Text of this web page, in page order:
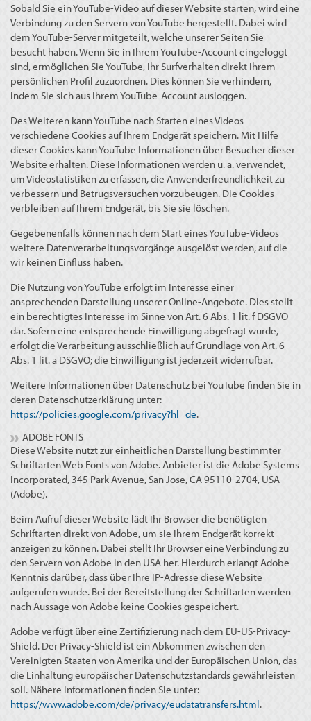
Sobald Sie ein YouTube-Video auf dieser Website starten, wird eine
Verbindung zu den Servern von YouTube hergestellt. Dabei wird
dem YouTube-Server mitgeteilt, welche unserer Seiten Sie
besucht haben. Wenn Sie in Ihrem YouTube-Account eingeloggt
sind, ermöglichen Sie YouTube, Ihr Surfverhalten direkt Ihrem
persönlichen Profil zuzuordnen. Dies können Sie verhindern,
indem Sie sich aus Ihrem YouTube-Account ausloggen.
Des Weiteren kann YouTube nach Starten eines Videos
verschiedene Cookies auf Ihrem Endgerät speichern. Mit Hilfe
dieser Cookies kann YouTube Informationen über Besucher dieser
Website erhalten. Diese Informationen werden u. a. verwendet,
um Videostatistiken zu erfassen, die Anwenderfreundlichkeit zu
verbessern und Betrugsversuchen vorzubeugen. Die Cookies
verbleiben auf Ihrem Endgerät, bis Sie sie löschen.
Gegebenenfalls können nach dem Start eines YouTube-Videos
weitere Datenverarbeitungsvorgänge ausgelöst werden, auf die
wir keinen Einfluss haben.
Die Nutzung von YouTube erfolgt im Interesse einer
ansprechenden Darstellung unserer Online-Angebote. Dies stellt
ein berechtigtes Interesse im Sinne von Art. 6 Abs. 1 lit. f DSGVO
dar. Sofern eine entsprechende Einwilligung abgefragt wurde,
erfolgt die Verarbeitung ausschließlich auf Grundlage von Art. 6
Abs. 1 lit. a DSGVO; die Einwilligung ist jederzeit widerrufbar.
Weitere Informationen über Datenschutz bei YouTube finden Sie in
deren Datenschutzerklärung unter:
https://policies.google.com/privacy?hl=de.
ADOBE FONTS
Diese Website nutzt zur einheitlichen Darstellung bestimmter
Schriftarten Web Fonts von Adobe. Anbieter ist die Adobe Systems
Incorporated, 345 Park Avenue, San Jose, CA 95110-2704, USA
(Adobe).
Beim Aufruf dieser Website lädt Ihr Browser die benötigten
Schriftarten direkt von Adobe, um sie Ihrem Endgerät korrekt
anzeigen zu können. Dabei stellt Ihr Browser eine Verbindung zu
den Servern von Adobe in den USA her. Hierdurch erlangt Adobe
Kenntnis darüber, dass über Ihre IP-Adresse diese Website
aufgerufen wurde. Bei der Bereitstellung der Schriftarten werden
nach Aussage von Adobe keine Cookies gespeichert.
Adobe verfügt über eine Zertifizierung nach dem EU-US-Privacy-
Shield. Der Privacy-Shield ist ein Abkommen zwischen den
Vereinigten Staaten von Amerika und der Europäischen Union, das
die Einhaltung europäischer Datenschutzstandards gewährleisten
soll. Nähere Informationen finden Sie unter:
https://www.adobe.com/de/privacy/eudatatransfers.html.